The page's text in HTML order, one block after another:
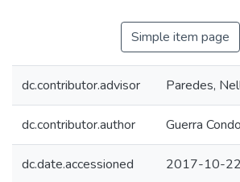
Simple item page
dc.contributor.advisor Paredes,
dc.contributor.author Guerra
dc.date.accessioned 2017-10-